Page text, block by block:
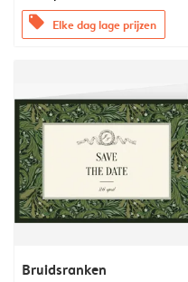
offers Elke dag lage prijzen
Bruidsranken